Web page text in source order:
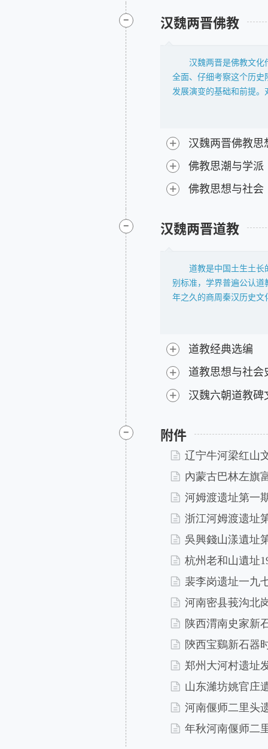
多面相，含括个人信仰
一并纳入；此外，新出
1.《吕氏春秋》
2.《尸子》
5.《新书》
7.《天人三策》
8.《法言》
9.《太玄经》
11.《白虎通义》
12.《七纬》
14.秦汉帛简（选）
15.《神异经》
16.《京氏易传》
- 汉魏两晋佛教
汉魏两晋是佛教文化
全面、仔细考察这个历
发展演变的基础和前提
本卷资料长编所收录
（CBETA）编辑发行的
明集》等典籍的现代校
本卷资料长编依据内容
佛教思想与社会。
印度不同地区的不同部
出现了安世高、支娄迦
重大的佛经翻译家。这
有三个标准：第一，在
要社会影响的典籍；第
准者，均酌情选录。在
经典全文照录，篇幅比
经后记，以便有助于对
《高僧传》《续高僧传
国文化的一部分，其经
佛教中国化的过程真正
渗透到佛教教义思想之
佛教经典理解、解释的
远、僧叡、僧肇等。这
僧的相关著作。在这一
成果，但资料不是很多
的资料单列。
第三部分，佛教思想
占主导地位的帝王、士
身历史的追述一开始就
佛教的发展至关重大。
问题的认识和讨论，收
代和三国时期资料很少
分资料主要来源于《弘
+ 汉魏两晋佛教思
+ 佛教思潮与学派
+ 佛教思想与社会
- 汉魏两晋道教
道教是中国土生土长
别标准，学界普遍公认
年之久的商周秦汉历史
步和思想文化的进一步
宗卜史地位下降以及其
殷周之际的社会政治、
化小传统层面，与文化
潜于社会基层、渗透于
统的特质。可以说，巫
的滋育和发生乃是古代
以敬天法祖之宗教祭祀
方技术数之传统乃是敬
分析，伴随着社会经济
运而生。另一方面，道
展的态势、不能有效规
殷商卜辞、西周铭文
料里面仍有不少关于祭
觋文化之基层清晰可见
徜徉于市，其身影出现
纬书——或更准确地说图
乎纬的精神气质。
道教，作为成熟可
坏、社会失序、民不聊
孤苦无告的汉末流民而
+ 道教经典选编
+ 道教思想与社会
+ 汉魏六朝道教碑
- 附件
辽宁牛河梁红山
內蒙古巴林左旗
河姆渡遗址第一
浙江河姆渡遗址
吳興錢山漾遺址
杭州老和山遺址
裴李岗遗址一九
河南密县莪沟北
陕西渭南史家新
陝西宝鷄新石器
郑州大河村遗址
山东濰坊姚官庄
河南偃师二里头
年秋河南偃师二